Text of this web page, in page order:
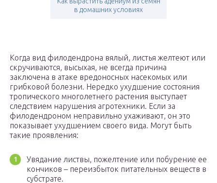
в домашних условиях
Когда вид филодендрона вялый, листья желтеют или
скручиваются, высыхая, не всегда причина
заключена в атаке вредоносных насекомых или
грибковой болезни. Нередко ухудшение состояния
тропического многолетнего растения выступает
следствием нарушения агротехники. Если за
филодендроном неправильно ухаживают, он это
показывает ухудшением своего вида. Могут быть
такие проявления:
Увядание листвы, пожелтение или побурение ее
кончиков – переизбыток питательных веществ в
субстрате.